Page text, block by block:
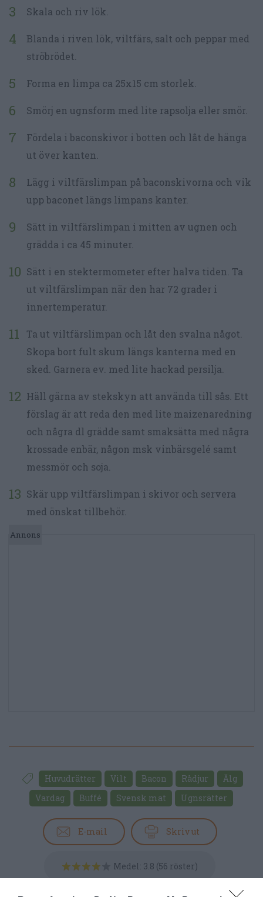
Skala och riv lök.
Blanda i riven lök, viltfärs, salt och peppar med
ströbrödet.
Forma en limpa ca 25x15 cm storlek.
Smörj en ugnsform med lite rapsolja eller smör.
Fördela i baconskivor i botten och låt de hänga
ut över kanten.
Lägg i viltfärslimpan på baconskivorna och vik
upp baconet längs limpans kanter.
Sätt in viltfärslimpan i mitten av ugnen och
grädda i ca 45 minuter.
Sätt i en stektermometer efter halva tiden. Ta
ut viltfärslimpan när den har 72 grader i
innertemperatur.
Ta ut viltfärslimpan och låt den svalna något.
Skopa bort fult skum längs kanterna med en
sked. Garnera ev. med lite hackad persilja.
Häll gärna av stekskyn att använda till sås. Ett
förslag är att reda den med lite maizenaredning
och några dl grädde samt smaksätta med några
krossade enbär, någon msk vinbärsgelé samt
messmör och soja.
Skär upp viltfärslimpan i skivor och servera
med önskat tillbehör.
Huvudrätter Vilt Bacon Rådjur
Älg
Vardag
Buffé Svensk mat Ugnsrätter
E-mail Skriv ut
Medel: 3.8 (56 röster)